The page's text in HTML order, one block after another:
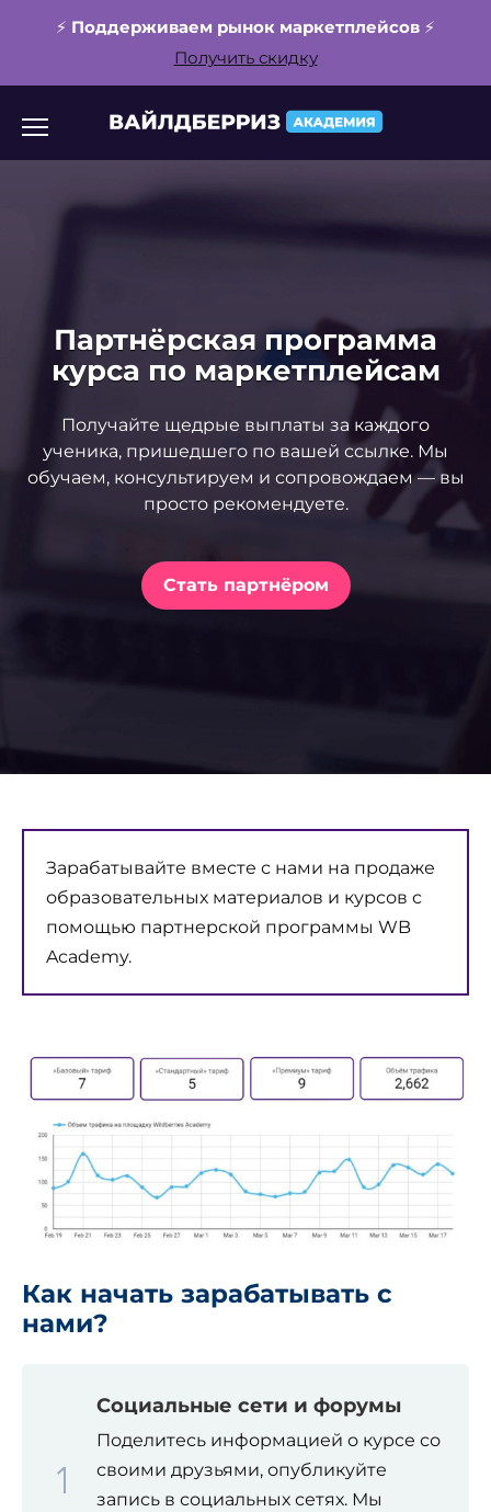
⚡️ Поддерживаем рынок маркетплейсов ⚡️
Получить скидку
Партнёрская программа
курса по маркетплейсам
Получайте щедрые выплаты за каждого
ученика, пришедшего по вашей ссылке. Мы
обучаем, консультируем и сопровождаем — вы
просто рекомендуете.
Стать партнёром
Зарабатывайте вместе с нами на продаже
образовательных материалов и курсов с
помощью партнерской программы WB
Academy.
Как начать зарабатывать с
нами?
Социальные сети и форумы
Поделитесь информацией о курсе со
своими друзьями, опубликуйте
запись в социальных сетях. Мы